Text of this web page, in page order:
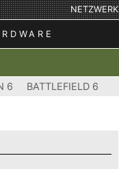
NETZWERK
6 BATTLEFIELD 6